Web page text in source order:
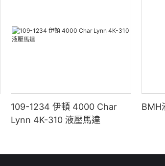
109-1234 伊頓 4000 Char
Lynn 4K-310 液壓馬達
BMH